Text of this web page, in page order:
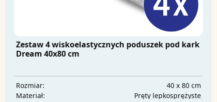
Zestaw 4 wiskoelastycznych poduszek pod kark
Dream 40x80 cm
Rozmiar:
40 x 80 cm
Materiał:
Pręty lepkosprężyste